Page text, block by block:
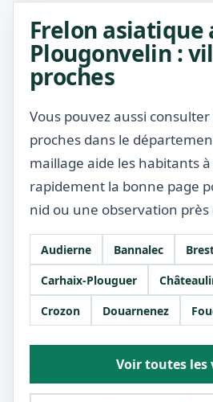
Frelon asiatique
Plougonvelin :
proches
Vous pouvez aussi
proches dans le
maillage aide les habitants
rapidement la bonne page
nid ou une observation près
Audierne Bannalec
Carhaix-Plouguer
Crozon
Douarnenez
Voir toutes les